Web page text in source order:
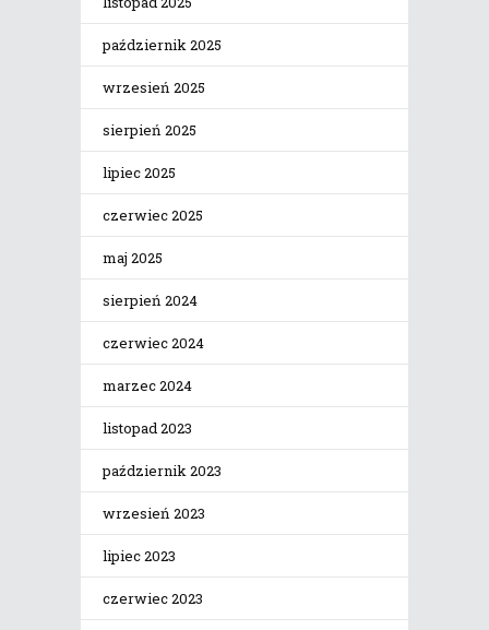
październik 2025
wrzesień 2025
sierpień 2025
lipiec 2025
czerwiec 2025
maj 2025
sierpień 2024
czerwiec 2024
marzec 2024
listopad 2023
październik 2023
wrzesień 2023
lipiec 2023
czerwiec 2023